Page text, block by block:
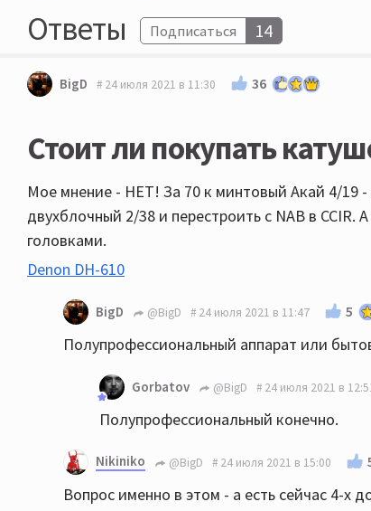
Ответы Подписаться 14
BigD 24 июля 2021 в 11:30 36
Стоит ли покупать
Мое мнение - НЕТ! За 70 к минтовый Акай 4/19
двухблочный 2/38 и перестроить с NAB в
головками.
Denon DH-610
BigD @BigD 24 июля 2021 в 11:47 5
Полупрофессиональный аппарат или
Gorbatov @BigD 24 июля 2021 в
Полупрофессиональный конечно.
Nikiniko @BigD 24 июля 2021 в 15:00
Вопрос именно в этом - а есть сейчас 4-x